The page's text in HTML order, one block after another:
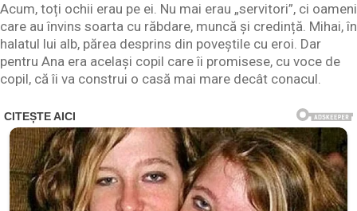
Acum, toți ochii erau pe ei. Nu mai erau „servitori”, ci oameni
care au învins soarta cu răbdare, muncă și credință. Mihai, în
halatul lui alb, părea desprins din poveștile cu eroi. Dar
pentru Ana era același copil care îi promisese, cu voce de
copil, că îi va construi o casă mai mare decât conacul.